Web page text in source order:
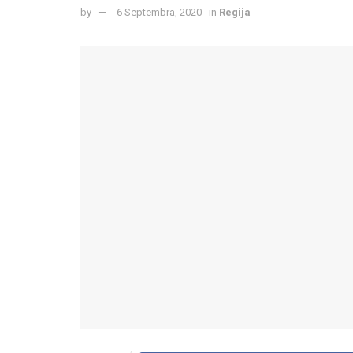
by 6 Septembra, 2020 in Regija